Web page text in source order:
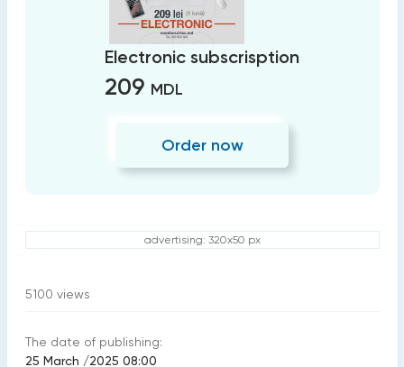
Electronic subscrisption
209 MDL
Order now
advertising: 320x50 px
5100 views
The date of publishing:
25 March /2025 08:00